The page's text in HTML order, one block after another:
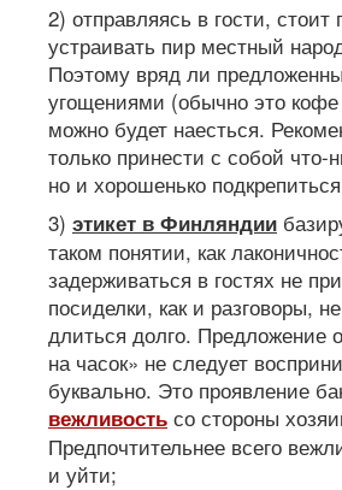
2) отправляясь в гости, стоит
устраивать пир местный
Поэтому вряд ли
угощениями (обычно это
можно будет наесться.
только принести с собой что-
но и хорошенько
3) этикет в Финляндии
таком понятии, как
задерживаться в гостях не
посиделки, как и разговоры,
длиться долго. Предложение
на часок» не следует
буквально. Это проявление
вежливость со стороны
Предпочтительнее всего
и уйти;